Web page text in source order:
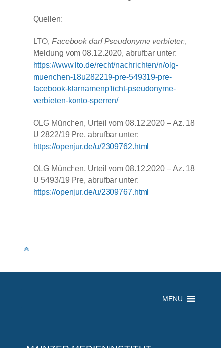
Quellen:
LTO, Facebook darf Pseudonyme verbieten,
Meldung vom 08.12.2020, abrufbar unter:
https://www.lto.de/recht/nachrichten/n/olg-
muenchen-18u282219-pre-549319-pre-
facebook-klarnamenpflicht-pseudonyme-
verbieten-konto-sperren/
OLG München, Urteil vom 08.12.2020 – Az. 18
U 2822/19 Pre, abrufbar unter:
https://openjur.de/u/2309762.html
OLG München, Urteil vom 08.12.2020 – Az. 18
U 5493/19 Pre, abrufbar unter:
https://openjur.de/u/2309767.html
MENU